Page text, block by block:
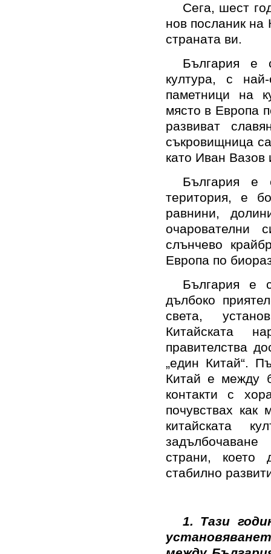
Сега, шест
нов посланик
страната ви.
България е
култура, с
паметници на
място в Европа
развиват
съкровищница
като Иван
България е
територия, е
равнини,
очарователни
слънчево
Европа по
България е
дълбоко
света,
Китайската
правителства
„един Китай“.
Китай е между
контакти с
почувствах
китайската
страни, което
стабилно
1. Тази